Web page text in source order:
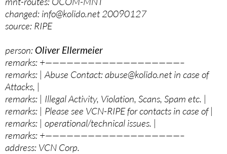
changed: info@kolido.net 20090127
source: RIPE
person: Oliver Ellermeier
remarks: +———————————————————–
remarks: | Abuse Contact: abuse@kolido.net in case of
Attacks, |
remarks: | Illegal Activity, Violation, Scans, Spam etc. |
remarks: | Please see VCN-RIPE for contacts in case of |
remarks: | operational/technical issues. |
remarks: +———————————————————–
address: VCN Corp.